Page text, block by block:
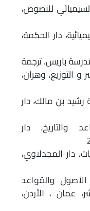
للنصوص،
دار الحكمة،
باريس، ترجمة
التوزيع، وهران،
رشيد بن مالك، دار
والتاريخ، دار
دار المجدلاوي،
والقواعد
عمان ، الأردن،